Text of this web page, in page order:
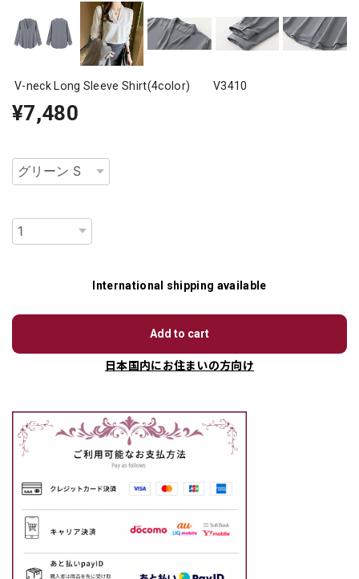
V-neck Long Sleeve Shirt(4color) V3410
¥7,480
International shipping available
Add to cart
日本国内にお住まいの方向け